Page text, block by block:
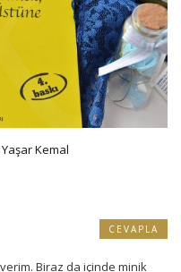
Kemal
Biraz da içinde minik
CEVAPLA